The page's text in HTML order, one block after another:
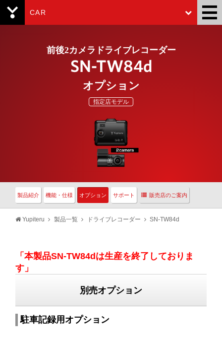
CAR
前後2カメラドライブレコーダー
SN-TW84d
オプション
指定店モデル
製品紹介 機能・仕様 オプション サポート 販売店のご案内
Yupiteru 製品一覧 ドライブレコーダー SN-TW84d
「本製品SN-TW84dは生産を終了しておりま
す」
別売オプション
駐車記録用オプション